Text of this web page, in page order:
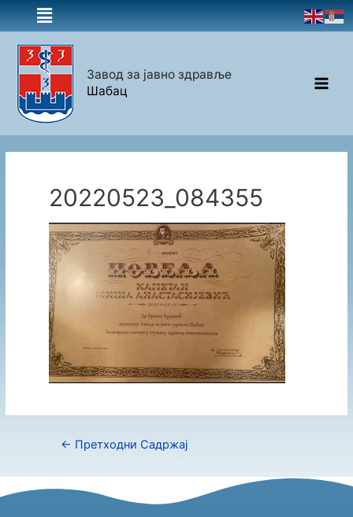
Завод за јавно здравље
Шабац
20220523_084355
← Претходни Садржај